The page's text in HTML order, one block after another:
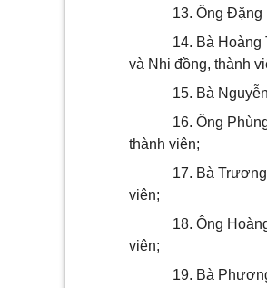
13. Ông
14. Bà
và Nhi đồng, thành
15. Bà
16. Ông
thành viên;
17. Bà
viên;
18. Ông
viên;
19. Bà